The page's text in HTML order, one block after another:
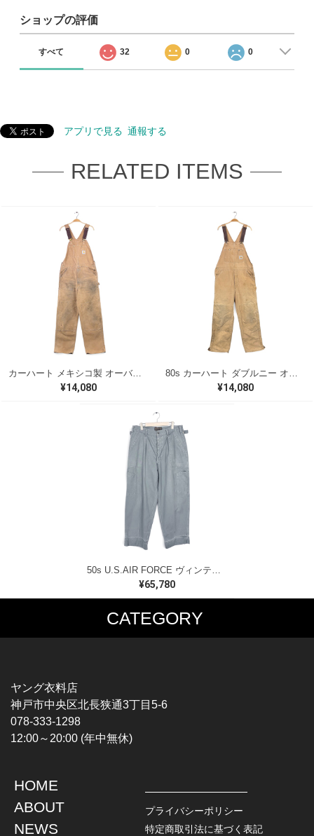
ショップの評価
すべて 32 0 0
アプリで見る 通報する
RELATED ITEMS
¥14,080 ¥14,080
50s U.S.AIR FORCE ヴィンテージ メカニックパンツ 黒タグ ベイカーパンツ型 米軍 ミリタリー W34 古着 EB0023
¥65,780
CATEGORY
MUSIC TEE
HARDCORE / PUNK
PROGLESSIVE ROCK
POPS
SOUL / R&B
T-SHIRTS
CHAMPION
TOPS
L / S SHIRT
S / S SHIRT
JACKET
DENIM
LEATHER
ヤング衣料店
神戸市中央区北長狭通3丁目5-6
078-333-1298
12:00～20:00 (年中無休)
HOME
ABOUT
NEWS
プライバシーポリシー
特定商取引法に基づく表記